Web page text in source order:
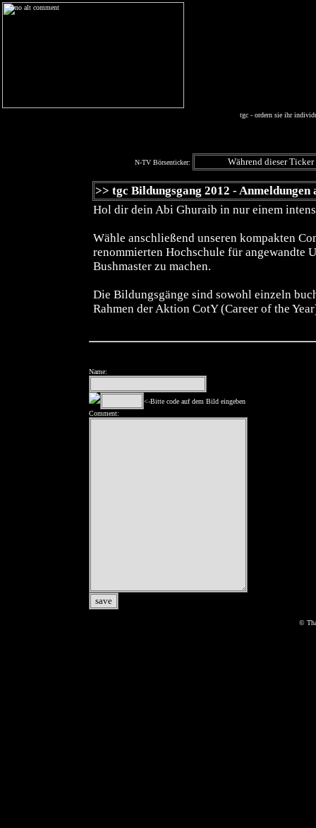
tgc - ordern sie ihr
N-TV Börsenticker:
>> tgc Bildungsgang 2012 -
Hol dir dein Abi Ghuraib in nur einem
Wähle anschließend unseren kompakten
renommierten Hochschule für angewandte
Bushmaster zu machen.
Die Bildungsgänge sind sowohl einzeln
Rahmen der Aktion CotY (Career of the
Name:
<-Bitte code auf dem Bild eingeben
Comment:
©